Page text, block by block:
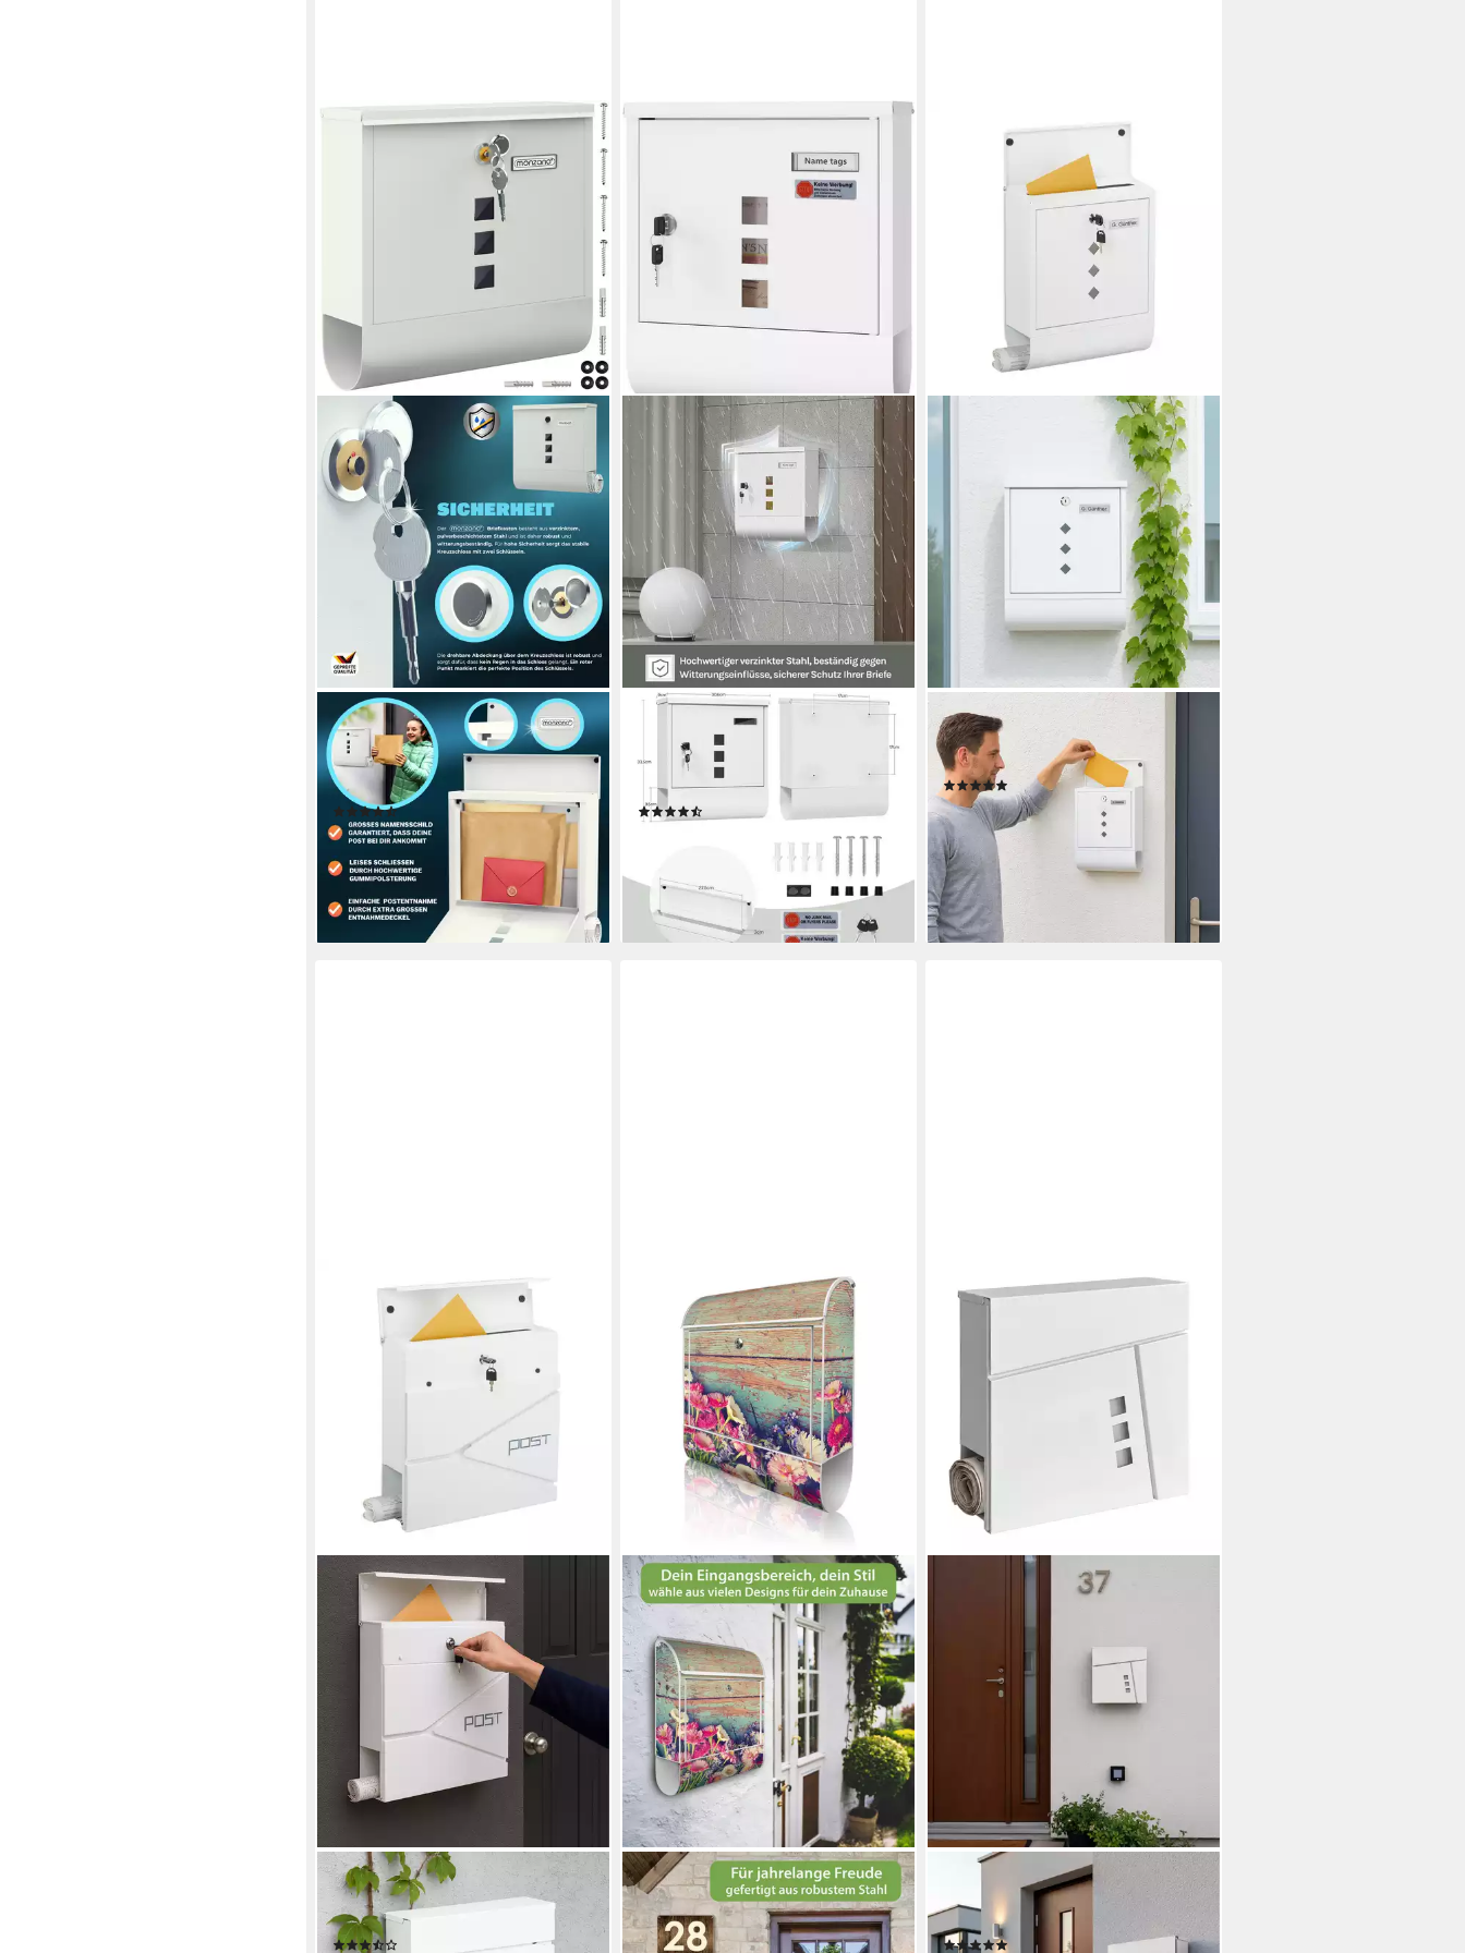
MONZANA
Wandbriefkasten, Weiß Stahl mit
Zeitungsfach Kreuzschloss
Sichtfenster 2 Schlüssel
(28)
25,95 €
Wandbriefkasten (1-St), Postkasten
mit 2 Schlüsseln, abschließbar,
Sichtfenster
lieferbar - in 3-4 Werktagen bei dir
RELAXDAYS
Briefkasten mit Zeitungsfach (1-St),
weiß
(1)
18,99 € UVP39,99 €
-53%
lieferbar - in 2-3 Werktagen bei dir
RELAXDAYS
Briefkasten mit Zeitungsfach (1-St),
weiß
BANJADO
Wandbriefkasten Weiß Stahl mit
Motiv Blumenpfücken
Wandbriefkasten Briefkasten mit
Zeitungsfach, weiß